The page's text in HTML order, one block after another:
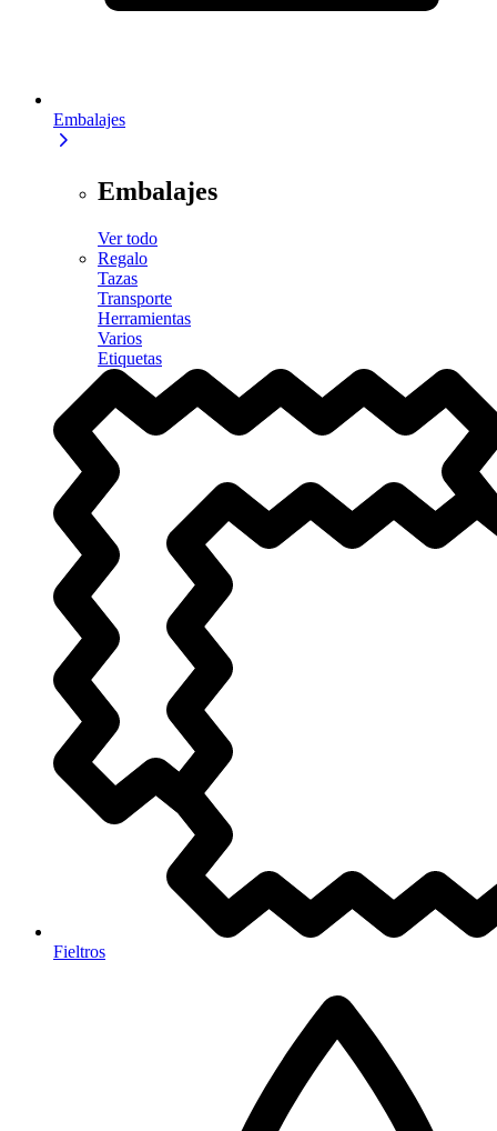
Embalajes
Embalajes
Ver todo
Regalo
Tazas
Transporte
Herramientas
Varios
Etiquetas
Fieltros